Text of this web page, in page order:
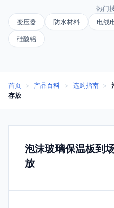
热门
变压器
防水材料 电线
硅酸铝
首页 > 产品百科 > 选购指南 >
存放
泡沫玻璃保温板到
放